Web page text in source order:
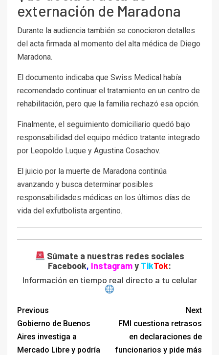
externación de Maradona
Durante la audiencia también se conocieron detalles
del acta firmada al momento del alta médica de Diego
Maradona.
El documento indicaba que Swiss Medical había
recomendado continuar el tratamiento en un centro de
rehabilitación, pero que la familia rechazó esa opción.
Finalmente, el seguimiento domiciliario quedó bajo
responsabilidad del equipo médico tratante integrado
por Leopoldo Luque y Agustina Cosachov.
El juicio por la muerte de Maradona continúa
avanzando y busca determinar posibles
responsabilidades médicas en los últimos días de
vida del exfutbolista argentino.
Súmate a nuestras redes sociales
Facebook, Instagramy TikTok:
Información en tiempo real directo a tu celular
Previous
Gobierno de Buenos
Aires investiga a
Mercado Libre y podría
Next
FMI cuestiona retrasos
en declaraciones de
funcionarios y pide más